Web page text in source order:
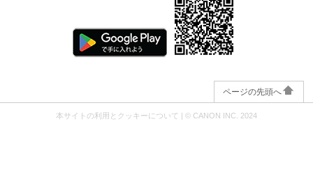
ページの先頭へ
本サイトの利用とクッキーについて | © CANON INC. 2024